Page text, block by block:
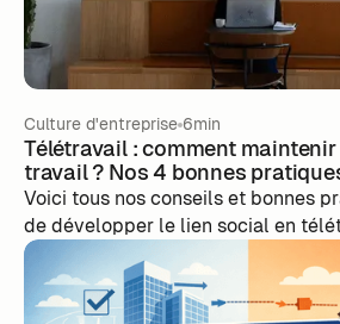
Culture d'entreprise 6min
Télétravail : comment
travail ? Nos 4 bonnes
Voici tous nos conseils et bonnes
de développer le lien social en